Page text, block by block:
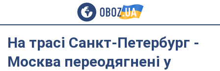
На трасі Санкт-Петербург -
Москва переодягнені у